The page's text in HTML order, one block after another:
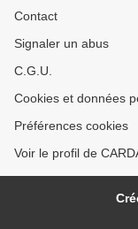
Contact
Signaler un abus
C.G.U.
Cookies et données
Préférences cookies
Voir le profil de